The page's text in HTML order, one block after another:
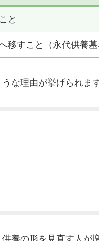
と
移すこと（永代供養墓
な理由が挙げられます